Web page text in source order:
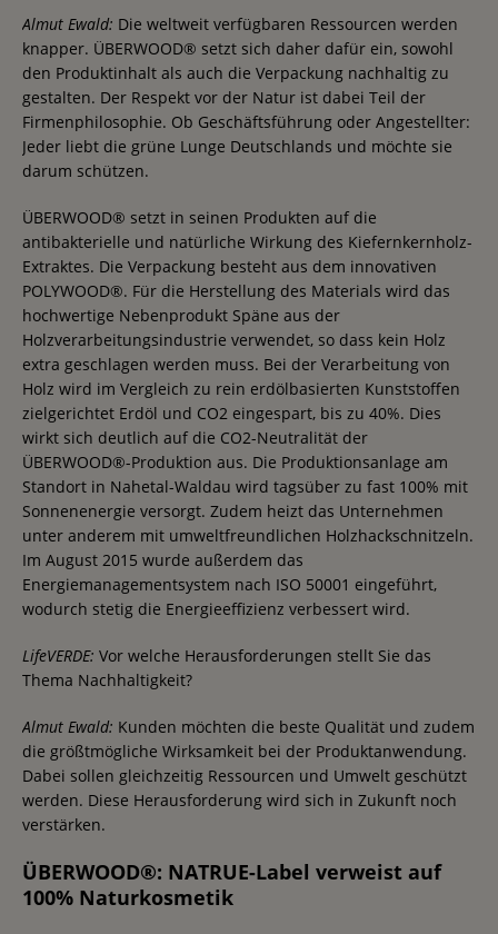
Almut Ewald: Die weltweit verfügbaren Ressourcen werden
knapper. ÜBERWOOD® setzt sich daher dafür ein, sowohl
den Produktinhalt als auch die Verpackung nachhaltig zu
gestalten. Der Respekt vor der Natur ist dabei Teil der
Firmenphilosophie. Ob Geschäftsführung oder Angestellter:
Jeder liebt die grüne Lunge Deutschlands und möchte sie
darum schützen.
ÜBERWOOD® setzt in seinen Produkten auf die
antibakterielle und natürliche Wirkung des Kiefernkernholz-
Extraktes. Die Verpackung besteht aus dem innovativen
POLYWOOD®. Für die Herstellung des Materials wird das
hochwertige Nebenprodukt Späne aus der
Holzverarbeitungsindustrie verwendet, so dass kein Holz
extra geschlagen werden muss. Bei der Verarbeitung von
Holz wird im Vergleich zu rein erdölbasierten Kunststoffen
zielgerichtet Erdöl und CO2 eingespart, bis zu 40%. Dies
wirkt sich deutlich auf die CO2-Neutralität der
ÜBERWOOD®-Produktion aus. Die Produktionsanlage am
Standort in Nahetal-Waldau wird tagsüber zu fast 100% mit
Sonnenenergie versorgt. Zudem heizt das Unternehmen
unter anderem mit umweltfreundlichen Holzhackschnitzeln.
Im August 2015 wurde außerdem das
Energiemanagementsystem nach ISO 50001 eingeführt,
wodurch stetig die Energieeffizienz verbessert wird.
LifeVERDE: Vor welche Herausforderungen stellt Sie das
Thema Nachhaltigkeit?
Almut Ewald: Kunden möchten die beste Qualität und zudem
die größtmögliche Wirksamkeit bei der Produktanwendung.
Dabei sollen gleichzeitig Ressourcen und Umwelt geschützt
werden. Diese Herausforderung wird sich in Zukunft noch
verstärken.
ÜBERWOOD®: NATRUE-Label verweist auf
100% Naturkosmetik